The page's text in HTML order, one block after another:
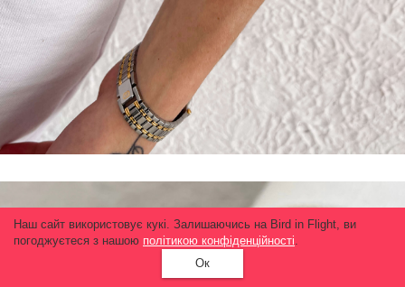
Наш сайт використовує кукі. Залишаючись на Bird in Flight, ви
погоджуєтеся з нашою політикою конфіденційності.
Ок